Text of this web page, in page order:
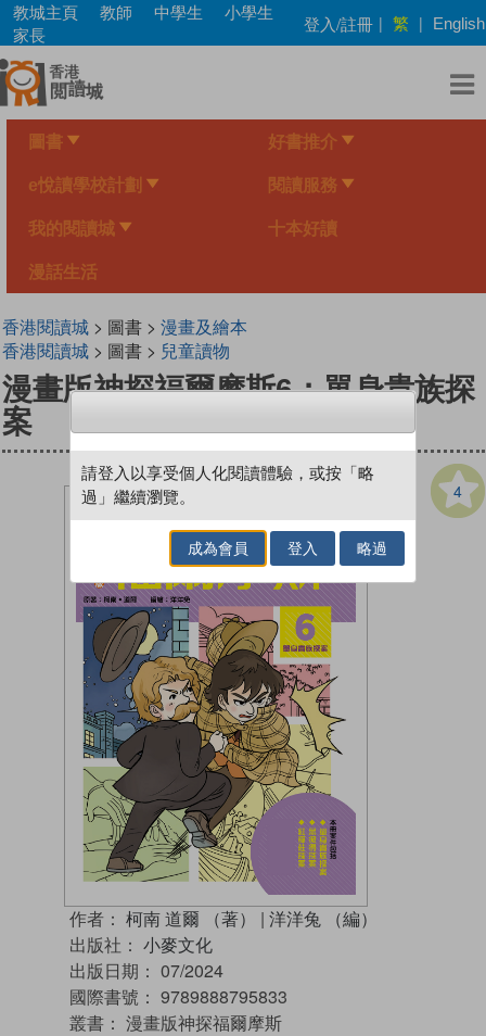
Skip
main
content
教城主頁 教師 中學生
小學生
家長
登入/註冊 | 繁 | English
圖書 好書推介
e悅讀學校計劃 閱讀服務
我的閱讀城 十本好讀
漫話生活
香港閱讀城> 圖書 > 漫畫及繪本
香港閱讀城> 圖書 > 兒童讀物
漫畫版神探福爾摩斯6：單身貴族探
案
4
作者： 柯南 道爾 （著） | 洋洋兔 （編）
出版社： 小麥文化
出版日期： 07/2024
國際書號： 9789888795833
叢書： 漫畫版神探福爾摩斯
請登入以享受個人化閱讀體驗，或按「略
過」繼續瀏覽。
成為會員 登入 略過